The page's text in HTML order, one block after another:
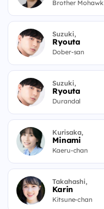
Brother Mohawk
Suzuki,
Ryouta
Dober-san
Suzuki,
Ryouta
Durandal
Kurisaka,
Minami
Kaeru-chan
Takahashi,
Karin
Kitsune-chan